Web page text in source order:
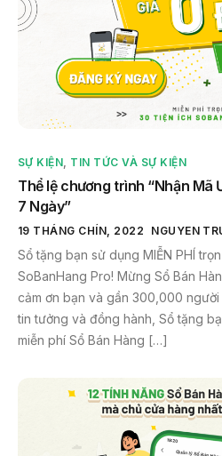
SỰ KIỆN, TIN TỨC VÀ SỰ KIỆN
Thể lệ chương trình “Nhận Mã
7 Ngày”
19 THÁNG CHÍN, 2022 NGUYEN
Sổ tặng bạn sử dụng MIỄN PHÍ
SoBanHang Pro! Mừng Sổ Bán
cảm ơn bạn và gần 300,000
tin tưởng và đồng hành, Sổ tặng
miễn phí Sổ Bán Hàng […]